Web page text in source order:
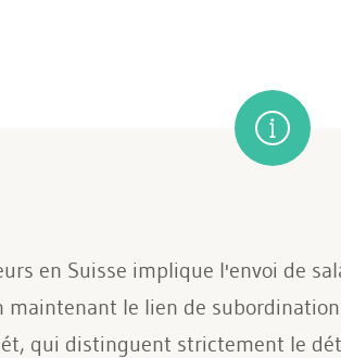
en Suisse implique l'envoi de
le lien de
qui distinguent strictement le